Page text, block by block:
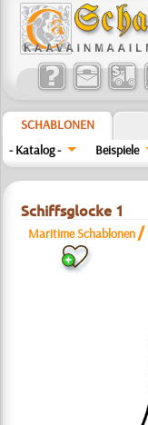
SCHABLONEN
- Katalog -
Beispiele
Schiffsglocke 1
Maritime Schablonen /